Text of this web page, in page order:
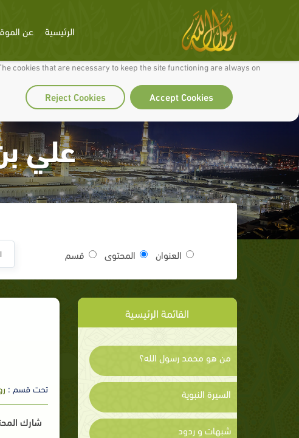
cookies to make our site work well for you and so we can continually improve it.
cookies that are necessary to keep the site functioning are always on
Accept Cookies
Reject Cookies
الرئيسية عن
علي
العنوان المحتوى قسم
القائمة الرئيسية
من هو محمد رسول الله؟
السيرة النبوية
شبهات و ردود
تحت قسم :
شارك